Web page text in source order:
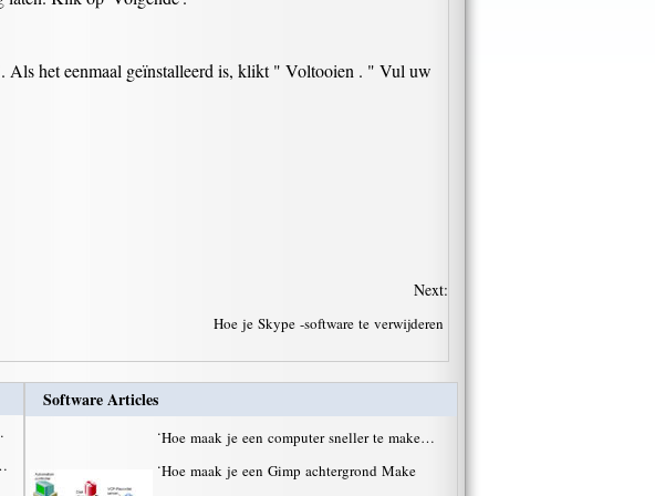
het eenmaal geïnstalleerd is, klikt " Voltooien . " Vul uw
Next:
Hoe je Skype -software te verwijderen
Software Articles
·Hoe maak je een computer sneller te make…
·Hoe maak je een Gimp achtergrond Make